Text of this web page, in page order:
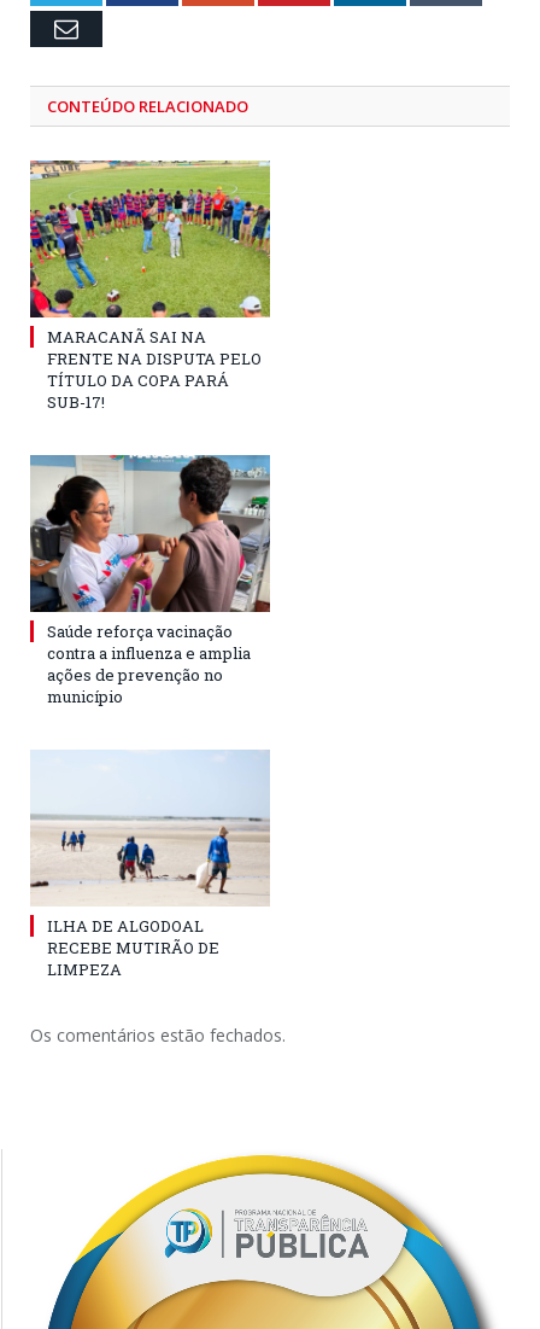
Email
CONTEÚDO RELACIONADO
MARACANÃ SAI NA
FRENTE NA DISPUTA PELO
TÍTULO DA COPA PARÁ
SUB-17!
Saúde reforça vacinação
contra a influenza e amplia
ações de prevenção no
município
ILHA DE ALGODOAL
RECEBE MUTIRÃO DE
LIMPEZA
Os comentários estão fechados.